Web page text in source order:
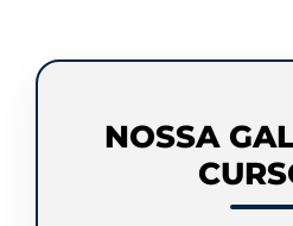
NOSSA